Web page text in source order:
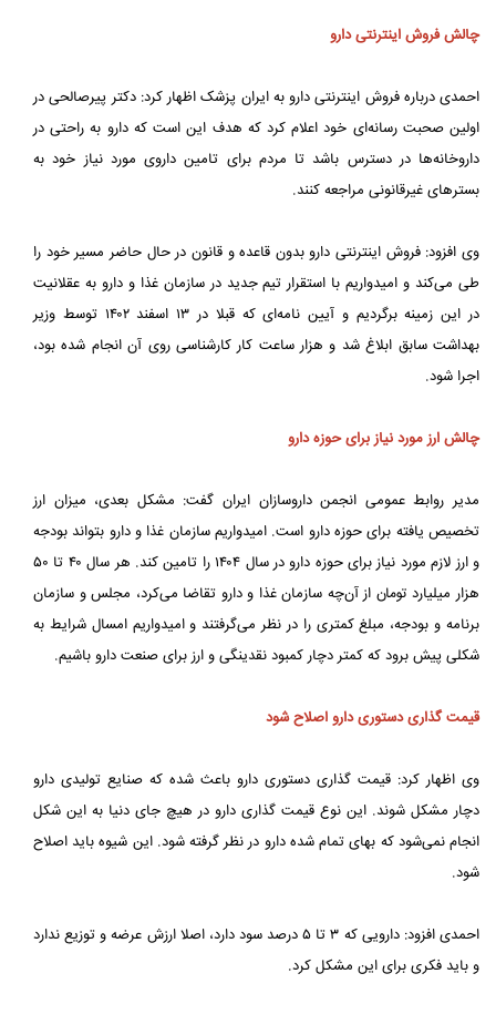
چالش فروش اینترنتی دارو
احمدی درباره فروش اینترنتی دارو به ایران پزشک اظهار کرد: دکتر پیرصالحی در
اولین صحبت رسانه‌ای خود اعلام کرد که هدف این است که دارو به راحتی در
داروخانه‌ها در دسترس باشد تا مردم برای تامین داروی مورد نیاز خود به
بسترهای غیرقانونی مراجعه کنند.
وی افزود: فروش اینترنتی دارو بدون قاعده و قانون در حال حاضر مسیر خود را
طی می‌کند و امیدواریم با استقرار تیم جدید در سازمان غذا و دارو به عقلانیت
در این زمینه برگردیم و آیین نامه‌ای که قبلا در ۱۳ اسفند ۱۴۰۲ توسط وزیر
بهداشت سابق ابلاغ شد و هزار ساعت کار کارشناسی روی آن انجام شده بود،
اجرا شود.
چالش ارز مورد نیاز برای حوزه دارو
مدیر روابط عمومی انجمن داروسازان ایران گفت: مشکل بعدی، میزان ارز
تخصیص یافته برای حوزه دارو است. امیدواریم سازمان غذا و دارو بتواند بودجه
و ارز لازم مورد نیاز برای حوزه دارو در سال ۱۴۰۴ را تامین کند. هر سال ۴۰ تا ۵۰
هزار میلیارد تومان از آن‌چه سازمان غذا و دارو تقاضا می‌کرد، مجلس و سازمان
برنامه و بودجه، مبلغ کمتری را در نظر می‌گرفتند و امیدواریم امسال شرایط به
شکلی پیش برود که کمتر دچار کمبود نقدینگی و ارز برای صنعت دارو باشیم.
قیمت گذاری دستوری دارو اصلاح شود
وی اظهار کرد: قیمت گذاری دستوری دارو باعث شده که صنایع تولیدی دارو
دچار مشکل شوند. این نوع قیمت گذاری دارو در هیچ جای دنیا به این شکل
انجام نمی‌شود که بهای تمام شده دارو در نظر گرفته شود. این شیوه باید اصلاح
شود.
احمدی افزود: دارویی که ۳ تا ۵ درصد سود دارد، اصلا ارزش عرضه و توزیع ندارد
و باید فکری برای این مشکل کرد.